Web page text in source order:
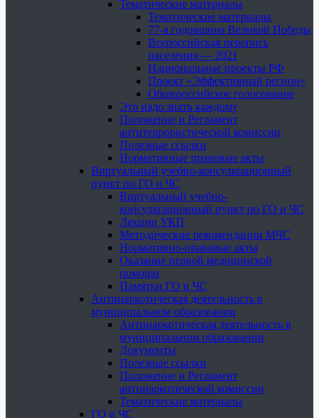
Тематические материалы
Тематические материалы
77-я годовщина Великой Победы
Всероссийская перепись
населения — 2021
Национальные проекты РФ
Проект «Эффективный регион»
Общероссийское голосование
Это надо знать каждому
Положение и Регламент
антитеррористической комиссии
Полезные ссылки
Нормативные правовые акты
Виртуальный учебно-консультационный
пункт по ГО и ЧС
Виртуальный учебно-
консультационный пункт по ГО и ЧС
Лекции УКП
Методические рекомендации МЧС
Нормативно-правовые акты
Оказание первой медицинской
помощи
Памятки ГО и ЧС
Антинаркотическая деятельность в
муниципальном образовании
Антинаркотическая деятельность в
муниципальном образовании
Документы
Полезные ссылки
Положение и Регламент
антинаркотической комиссии
Тематические материалы
ГО и ЧС